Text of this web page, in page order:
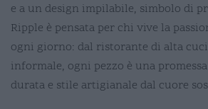
e a un design impilabile, simbolo di
Ripple è pensata per chi vive la
ogni giorno: dal ristorante di alta
informale, ogni pezzo è una
durata e stile artigianale dal cuore